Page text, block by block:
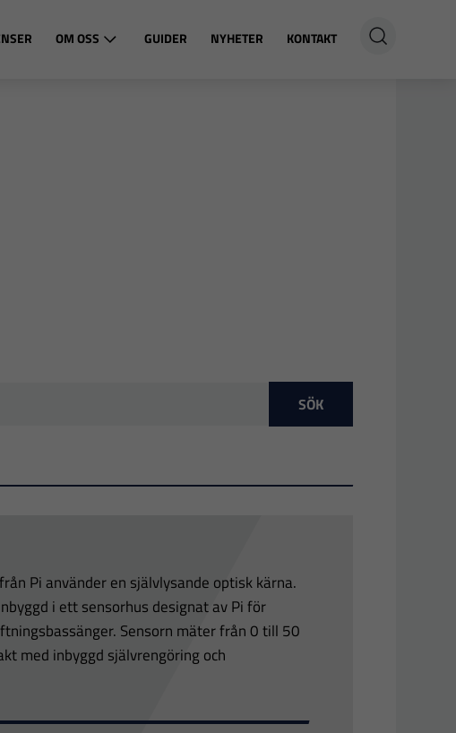
OM OSS GUIDER NYHETER KONTAKT
SÖK
Pi använder en självlysande optisk kärna.
i ett sensorhus designat av Pi för
Sensorn mäter från 0 till 50
med inbyggd självrengöring och